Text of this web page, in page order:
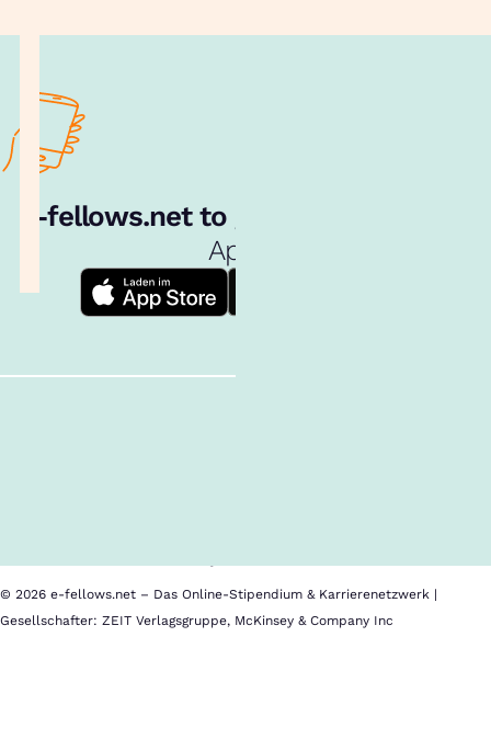
e‑fellows.net to go:
App!
© 2026 e-fellows.net – Das Online-Stipendium & Karrierenetzwerk |
Gesellschafter: ZEIT Verlagsgruppe, McKinsey & Company Inc